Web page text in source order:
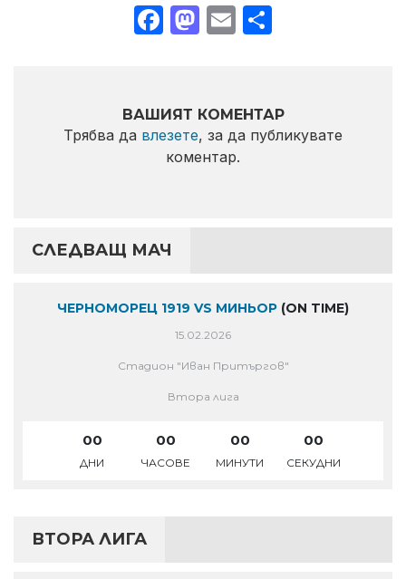
Facebook
Mastodon
Email
ВАШИЯТ КОМЕНТАР
Трябва да влезете, за да публикувате
коментар.
СЛЕДВАЩ МАЧ
ЧЕРНОМОРЕЦ 1919 VS МИНЬОР (ON TIME)
15.02.2026
Стадион "Иван Притъргов"
Втора лига
00
ДНИ
00
ЧАСОВЕ
00
МИНУТИ
00
СЕКУДНИ
ВТОРА ЛИГА